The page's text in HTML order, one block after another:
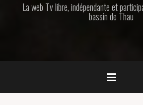
La web Tv libre, indépendante et
bassin de Thau